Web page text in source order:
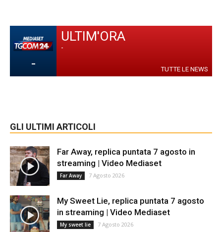
-
ULTIM'ORA
-
TUTTE LE NEWS
GLI ULTIMI ARTICOLI
Far Away, replica puntata 7 agosto in
streaming | Video Mediaset
Far Away 7 Agosto 2026
My Sweet Lie, replica puntata 7 agosto
in streaming | Video Mediaset
My sweet lie 7 Agosto 2026